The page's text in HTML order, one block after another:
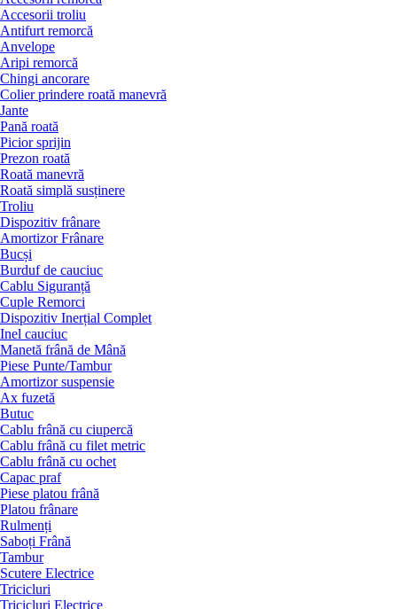
Accesorii troliu
Antifurt remorcă
Anvelope
Aripi remorcă
Chingi ancorare
Colier prindere roată manevră
Jante
Pană roată
Picior sprijin
Prezon roată
Roată manevră
Roată simplă susținere
Troliu
Dispozitiv frânare
Amortizor Frânare
Bucși
Burduf de cauciuc
Cablu Siguranță
Cuple Remorci
Dispozitiv Inerțial Complet
Inel cauciuc
Manetă frână de Mână
Piese Punte/Tambur
Amortizor suspensie
Ax fuzetă
Butuc
Cablu frână cu ciupercă
Cablu frână cu filet metric
Cablu frână cu ochet
Capac praf
Piese platou frână
Platou frânare
Rulmenți
Saboți Frână
Tambur
Scutere Electrice
Tricicluri
Tricicluri Electrice